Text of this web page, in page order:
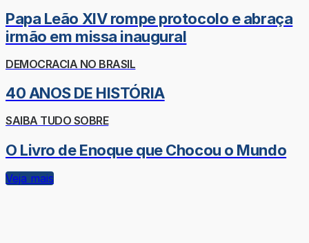
Papa Leão XIV rompe protocolo e abraça
irmão em missa inaugural
DEMOCRACIA NO BRASIL
40 ANOS DE HISTÓRIA
SAIBA TUDO SOBRE
O Livro de Enoque que Chocou o Mundo
Veja mais